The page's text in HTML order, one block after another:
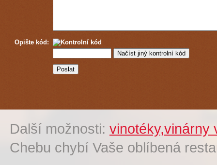
Opište kód:
Další možnosti: vinotéky,vinárny
Chebu chybí Vaše oblíbená